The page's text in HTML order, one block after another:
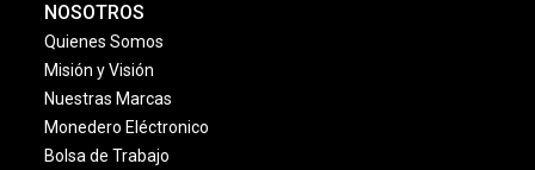
NOSOTROS
Quienes Somos
Misión y Visión
Nuestras Marcas
Monedero Eléctronico
Bolsa de Trabajo